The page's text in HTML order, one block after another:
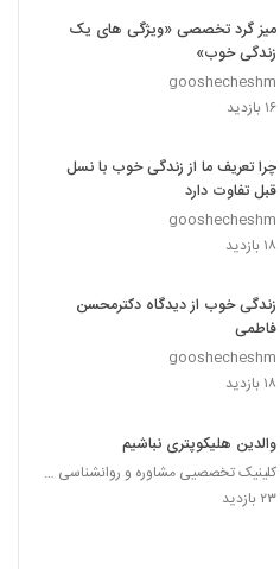
میز گرد تخصصی «ویژگی های یک
زندگی خوب»
gooshecheshm
۱۶ بازدید
چرا تعریف ما از زندگی خوب با نسل
قبل تفاوت دارد
gooshecheshm
۱۸ بازدید
زندگی خوب از دیدگاه دکترمحسن
فاطمی
gooshecheshm
۱۸ بازدید
والدین هلیکوپتری نباشیم
کلینیک تخصصیی مشاوره و روانشناسی خانواده ایرانی
۲۳ بازدید